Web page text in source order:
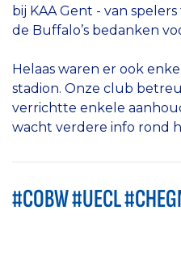
bij KAA Gent - van
de Buffalo’s bedanken
Helaas waren er ook
stadion. Onze club
verrichtte enkele
wacht verdere info rond
#COBW #UECL